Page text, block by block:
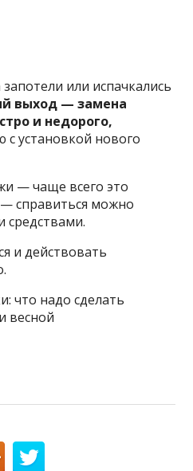
или испачкались
выход — замена
и недорого,
установкой нового
— чаще всего это
справиться можно
и действовать
что надо сделать
весной